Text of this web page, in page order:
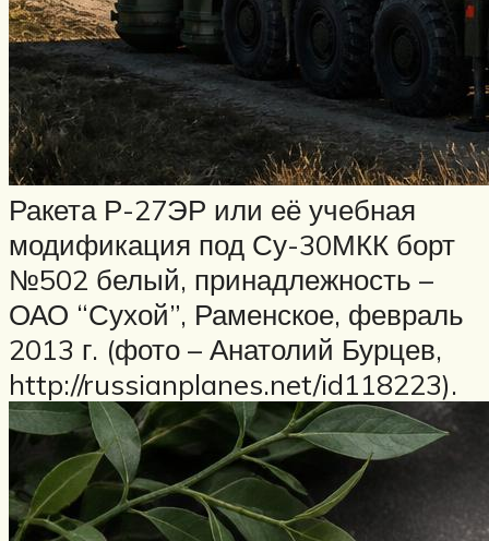
Ракета Р-27ЭР или её учебная
модификация под Су-30МКК борт
№502 белый, принадлежность –
ОАО “Сухой”, Раменское, февраль
2013 г. (фото – Анатолий Бурцев,
http://russianplanes.net/id118223).